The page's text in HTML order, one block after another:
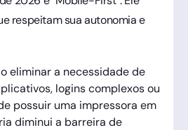
respeitam sua autonomia e
eliminar a necessidade de
logins complexos ou
possuir uma impressora em
diminui a barreira de